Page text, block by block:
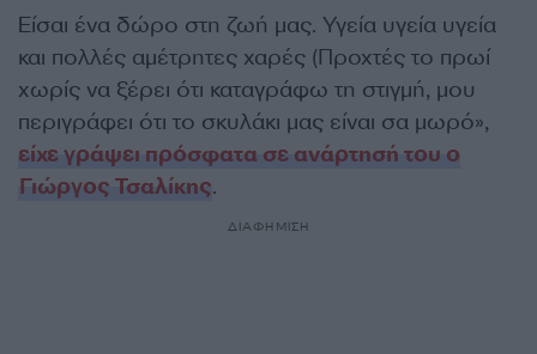
Είσαι ένα δώρο στη ζωή μας. Υγεία υγεία υγεία
και πολλές αμέτρητες χαρές (Προχτές το πρωί
χωρίς να ξέρει ότι καταγράφω τη στιγμή, μου
περιγράφει ότι το σκυλάκι μας είναι σα μωρό»,
είχε γράψει πρόσφατα σε ανάρτησή του ο
Γιώργος Τσαλίκης.
ΔΙΑΦΗΜΙΣΗ